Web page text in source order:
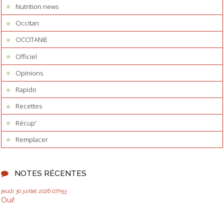
Nutrition news
Occitan
OCCITANIE
Officiel
Opinions
Rapido
Recettes
Récup'
Remplacer
NOTES RÉCENTES
jeudi 30 juillet 2026 07h53
Oui!